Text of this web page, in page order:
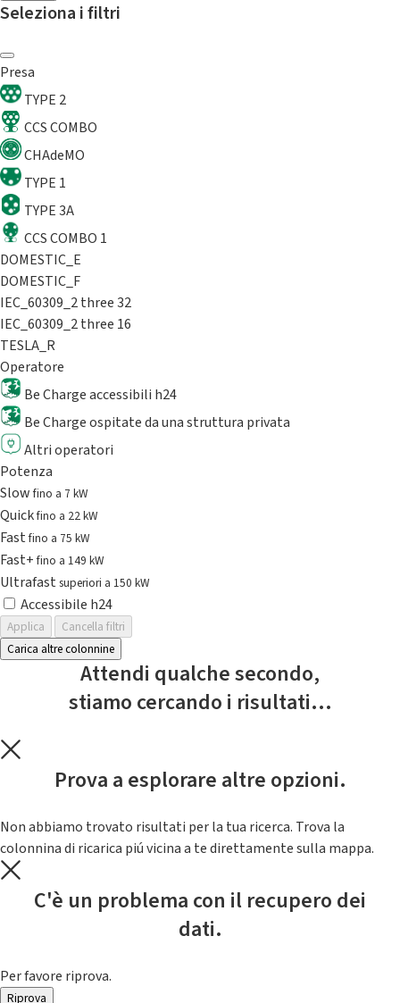
Seleziona i filtri
Presa
TYPE 2
CCS COMBO
CHAdeMO
TYPE 1
TYPE 3A
CCS COMBO 1
DOMESTIC_E
DOMESTIC_F
IEC_60309_2 three 32
IEC_60309_2 three 16
TESLA_R
Operatore
Be Charge accessibili h24
Be Charge ospitate da una struttura privata
Altri operatori
Potenza
Slowfino a 7 kW
Quickfino a 22 kW
Fastfino a 75 kW
Fast+fino a 149 kW
Ultrafast superiori a 150 kW
Accessibile h24
Applica
Cancella filtri
Carica altre colonnine
Attendi qualche secondo,
stiamo cercando i risultati...
Prova a esplorare altre opzioni.
Non abbiamo trovato risultati per la tua ricerca. Trova la
colonnina di ricarica piú vicina a te direttamente sulla mappa.
C'è un problema con il recupero dei
dati.
Per favore riprova.
Riprova